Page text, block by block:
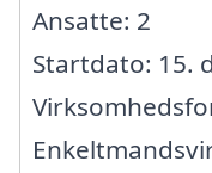
Ansatte: 2
Startdato: 15.